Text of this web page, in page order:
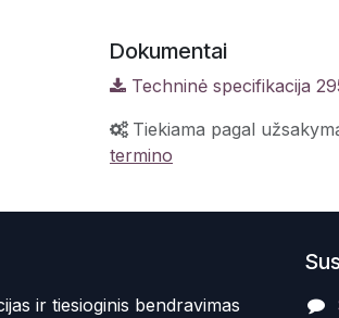
Dokumentai
Techninė specifikacija
Tiekiama pagal
termino
ir tiesioginis bendravimas